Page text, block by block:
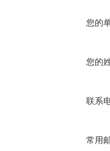
您的
您的
联系
常用